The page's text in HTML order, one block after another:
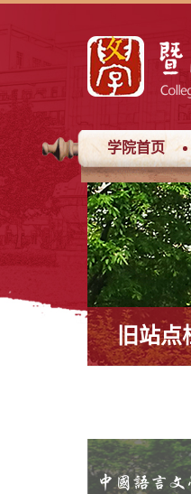
学院首页
旧站点
中国语言文